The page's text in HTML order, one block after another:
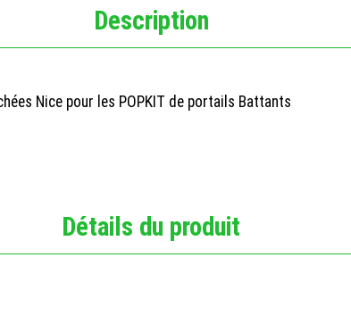
Description
Nice pour les POPKIT de portails Battants
Détails du produit